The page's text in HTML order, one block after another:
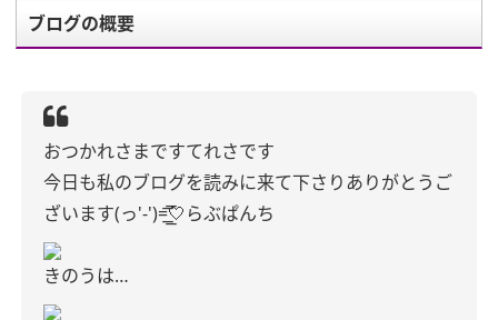
ブログの概要
おつかれさまですてれさです
今日も私のブログを読みに来て下さりありがとうご
ざいます(っ'-')=͟͟͞͞🤍らぶぱんち
きのうは…